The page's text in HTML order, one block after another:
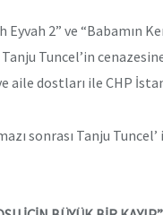
Eyvah 2” ve
Tanju Tuncel’in
aile dostları ile CHP
sonrası Tanju